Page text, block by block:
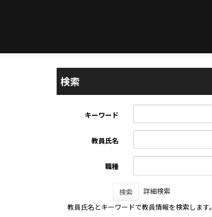
検索
キーワード
教員氏名
職種
検索
詳細検索
教員氏名とキーワードで教員情報を検索します。